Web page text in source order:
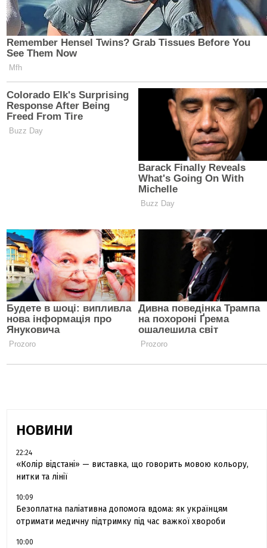
НОВИНИ
22:24
«Колір відстані» — виставка, що говорить мовою кольору,
нитки та лінії
10:09
Безоплатна паліативна допомога вдома: як українцям
отримати медичну підтримку під час важкої хвороби
10:00